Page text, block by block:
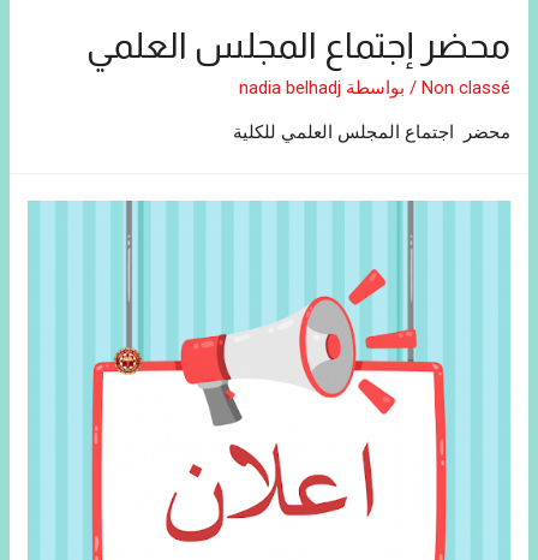
محضر إجتماع المجلس العلمي
Non classé / بواسطة nadia belhadj
محضر اجتماع المجلس العلمي للكلية